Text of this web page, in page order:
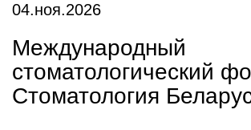
04.ноя.2026
Международный
стоматологический
Стоматология